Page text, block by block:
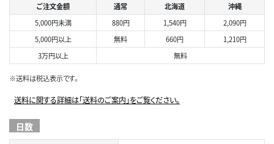
ご注文金額 通常 北海道
沖縄
5,000円未満
880円 1,540円
2,090円
5,000円以上
無料 660円
1,210円
3万円以上
無料
※送料は税込表示です。
送料に関する詳細は「送料のご案内」をご覧ください。
日数